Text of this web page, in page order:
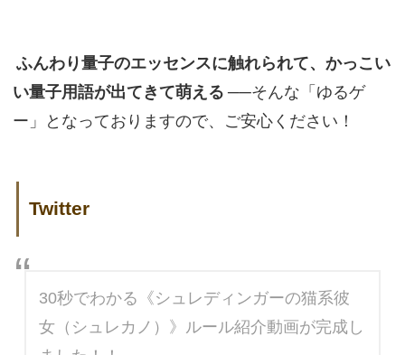
ふんわり量子のエッセンスに触れられて、かっこい
い量子用語が出てきて萌える ──そんな「ゆるゲ
ー」となっておりますので、ご安心ください！
Twitter
30秒でわかる《シュレディンガーの猫系彼
女（シュレカノ）》ルール紹介動画が完成し